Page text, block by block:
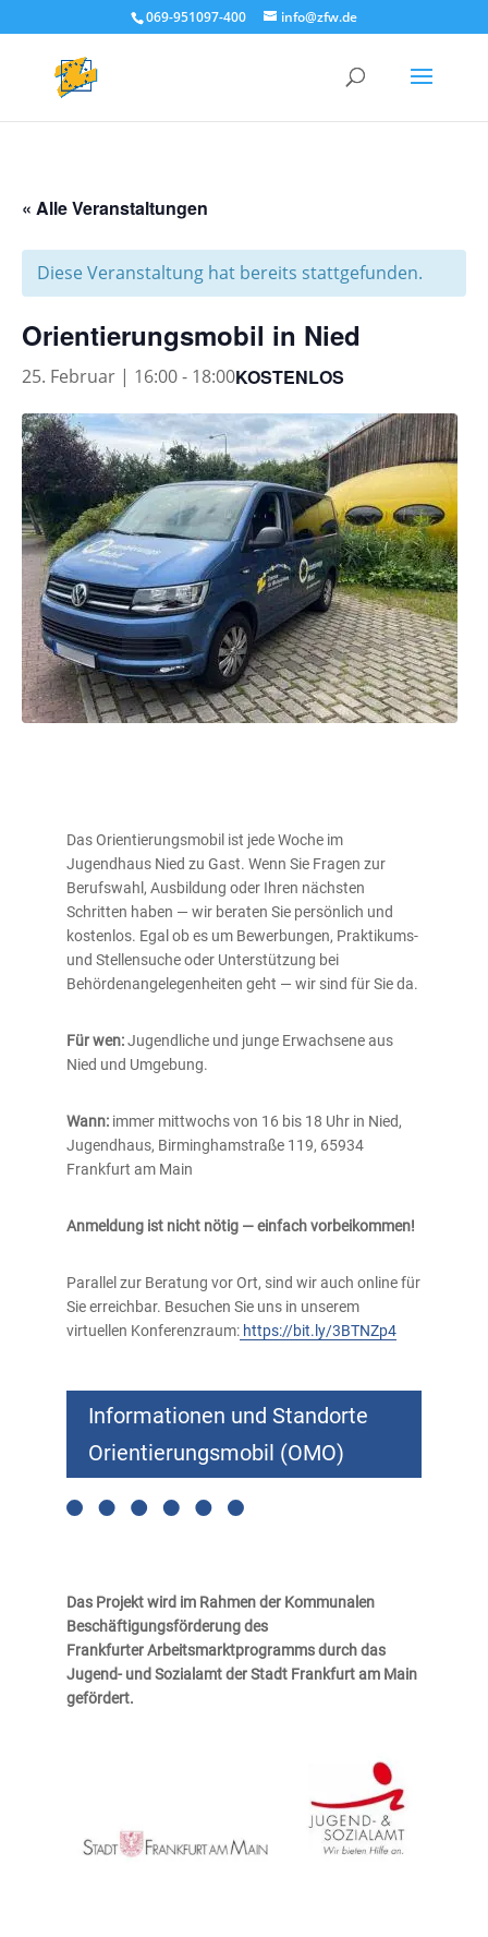
069-951097-400 info@zfw.de
« Alle Veranstaltungen
Diese Veranstaltung hat bereits stattgefunden.
Orientierungsmobil in Nied
25. Februar | 16:00- 18:00KOSTENLOS
Das Orientierungsmobil ist jede Woche im
Jugendhaus Nied zu Gast. Wenn Sie Fragen zur
Berufswahl, Ausbildung oder Ihren nächsten
Schritten haben — wir beraten Sie persönlich und
kostenlos. Egal ob es um Bewerbungen, Praktikums-
und Stellensuche oder Unterstützung bei
Behördenangelegenheiten geht — wir sind für Sie da.
Für wen:Jugendliche und junge Erwachsene aus
Nied und Umgebung.
Wann:immer mittwochs von 16 bis 18 Uhr in Nied,
Jugendhaus, Birminghamstraße 119, 65934
Frankfurt am Main
Anmeldung ist nicht nötig — einfach vorbeikommen!
Parallel zur Beratung vor Ort, sind wir auch online für
Sie erreichbar. Besuchen Sie uns in unserem
virtuellen Konferenzraum:https://bit.ly/3BTNZp4
Informationen und Standorte
Orientierungsmobil (OMO)
Das Projekt wird im Rahmen der Kommunalen
Beschäftigungsförderung des
Frankfurter Arbeitsmarktprogramms durch das
Jugend- und Sozialamt der Stadt Frankfurt am Main
gefördert.